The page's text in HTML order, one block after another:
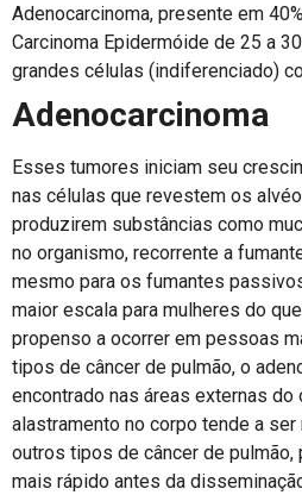
Adenocarcinoma, presente em
Carcinoma Epidermóide de 25 a
grandes células (indiferenciado)
Adenocarcinoma
Esses tumores iniciam seu
nas células que revestem os
produzirem substâncias como
no organismo, recorrente a
mesmo para os fumantes
maior escala para mulheres do
propenso a ocorrer em pessoas
tipos de câncer de pulmão, o
encontrado nas áreas externas do
alastramento no corpo tende a
outros tipos de câncer de
mais rápido antes da